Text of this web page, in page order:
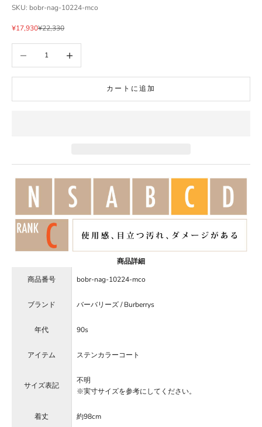
SKU: bobr-nag-10224-mco
セール価格
¥17,930通常価格
¥22,330
カートに追加
商品詳細
商品番号
bobr-nag-10224-mco
ブランド バーバリーズ / Burberrys
年代 90s
アイテム ステンカラーコート
サイズ表記
不明
※実寸サイズを参考にしてください。
着丈 約98cm